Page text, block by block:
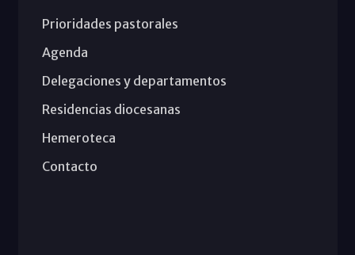
Prioridades pastorales
Agenda
Delegaciones y departamentos
Residencias diocesanas
Hemeroteca
Contacto